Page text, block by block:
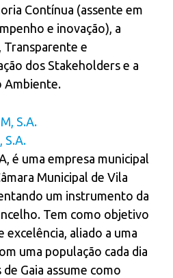
Contínua (assente em
e inovação), a
Transparente e
dos Stakeholders e a
Ambiente.
S.A.
é uma empresa municipal
Municipal de Vila
um instrumento da
Tem como objetivo
excelência, aliado a uma
uma população cada dia
Gaia assume como